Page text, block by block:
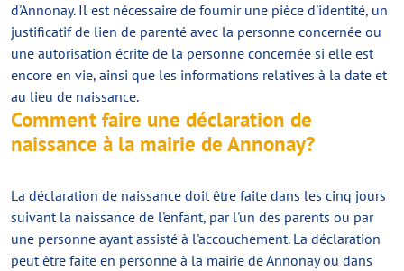
d'Annonay. Il est nécessaire de fournir une pièce d'identité, un
justificatif de lien de parenté avec la personne concernée ou
une autorisation écrite de la personne concernée si elle est
encore en vie, ainsi que les informations relatives à la date et
au lieu de naissance.
Comment faire une déclaration de
naissance à la mairie de Annonay?
La déclaration de naissance doit être faite dans les cinq jours
suivant la naissance de l'enfant, par l'un des parents ou par
une personne ayant assisté à l'accouchement. La déclaration
peut être faite en personne à la mairie de Annonay ou dans